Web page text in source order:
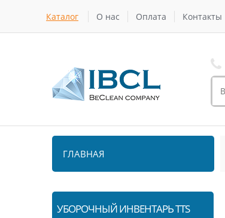
Каталог О нас Оплата Контакты
ГЛАВНАЯ
УБОРОЧНЫЙ ИНВЕНТАРЬ TTS